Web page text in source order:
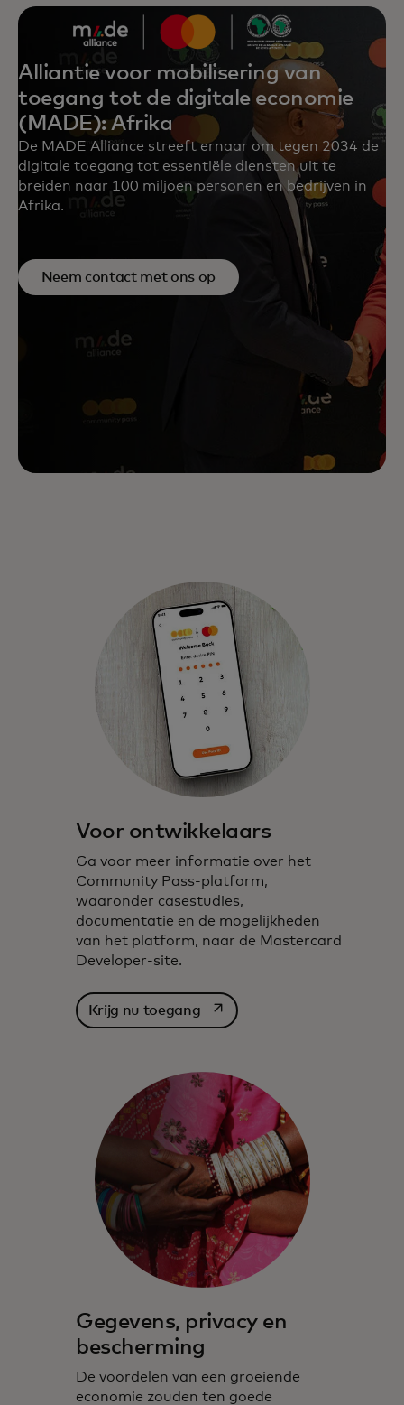
Alliantie voor mobilisering van
toegang tot de digitale economie
(MADE): Afrika
De MADE Alliance streeft ernaar om tegen 2034 de
digitale toegang tot essentiële diensten uit te
breiden naar 100 miljoen personen en bedrijven in
Afrika.
Neem contact met ons op
Voor ontwikkelaars
Ga voor meer informatie over het
Community Pass-platform,
waaronder casestudies,
documentatie en de mogelijkheden
van het platform, naar de Mastercard
Developer-site.
Krijg nu toegangopens in a new tab
Gegevens, privacy en
bescherming
De voordelen van een groeiende
economie zouden ten goede